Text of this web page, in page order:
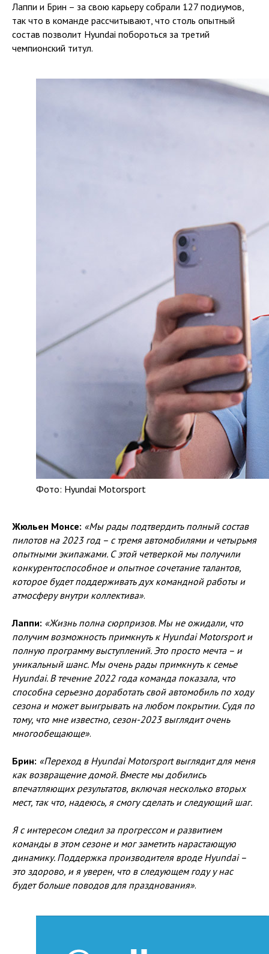
Лаппи и Брин – за свою карьеру собрали 127 подиумов,
так что в команде рассчитывают, что столь опытный
состав позволит Hyundai побороться за третий
чемпионский титул.
Фото: Hyundai Motorsport
Жюльен Монсе: «Мы рады подтвердить полный состав
пилотов на 2023 год – с тремя автомобилями и четырьмя
опытными экипажами. С этой четверкой мы получили
конкурентоспособное и опытное сочетание талантов,
которое будет поддерживать дух командной работы и
атмосферу внутри коллектива».
Лаппи: «Жизнь полна сюрпризов. Мы не ожидали, что
получим возможность примкнуть к Hyundai Motorsport и
полную программу выступлений. Это просто мечта – и
уникальный шанс. Мы очень рады примкнуть к семье
Hyundai. В течение 2022 года команда показала, что
способна серьезно доработать свой автомобиль по ходу
сезона и может выигрывать на любом покрытии. Судя по
тому, что мне известно, сезон-2023 выглядит очень
многообещающе».
Брин: «Переход в Hyundai Motorsport выглядит для меня
как возвращение домой. Вместе мы добились
впечатляющих результатов, включая несколько вторых
мест, так что, надеюсь, я смогу сделать и следующий шаг.
Я с интересом следил за прогрессом и развитием
команды в этом сезоне и мог заметить нарастающую
динамику. Поддержка производителя вроде Hyundai –
это здорово, и я уверен, что в следующем году у нас
будет больше поводов для празднования».